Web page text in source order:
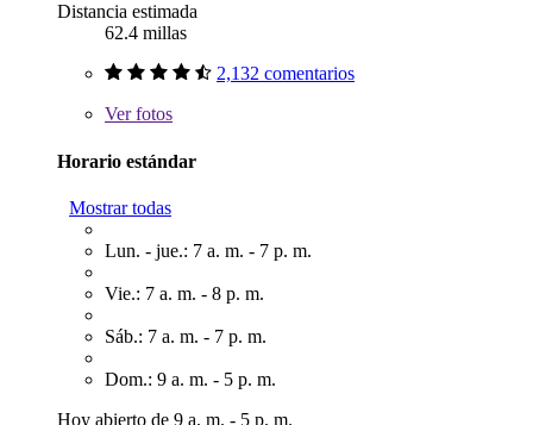
Distancia estimada
62.4 millas
2,132 comentarios
Verfotos
Horario estándar
Mostrar todas
Lun. - jue.: 7 a. m. - 7 p. m.
Vie.: 7 a. m. - 8 p. m.
Sáb.: 7 a. m. - 7 p. m.
Dom.: 9 a. m. - 5 p. m.
Hoy abierto de 9 a. m. - 5 p. m.